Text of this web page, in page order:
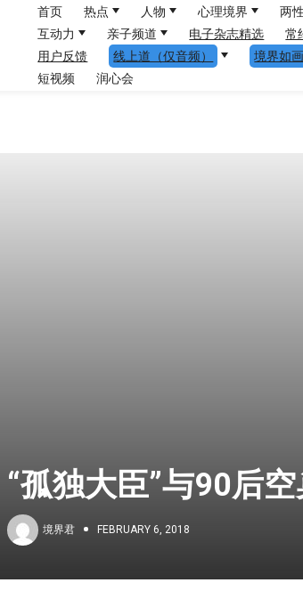
首页 热点 人物 心理境界 两
互动力
亲子频道 电子杂志精选 常
用户反馈
线上道（仅音频） 境界如画
短视频
润心会
“孤独大臣”与90后
境界君 FEBRUARY 6, 2018